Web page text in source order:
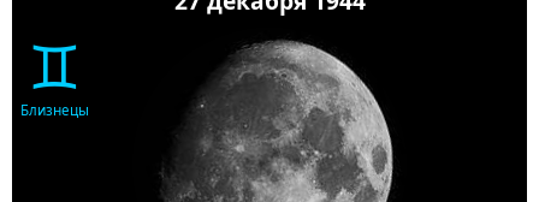
♊
Близнецы